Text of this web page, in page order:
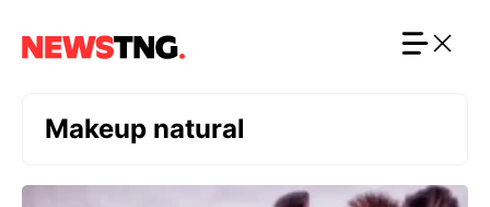
Makeup natural